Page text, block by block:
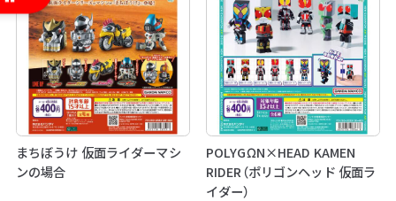
まちぼうけ 仮面ライダーマシ
ンの場合
POLYGΩN×HEAD KAMEN
RIDER（ポリゴンヘッド 仮面ラ
イダー）